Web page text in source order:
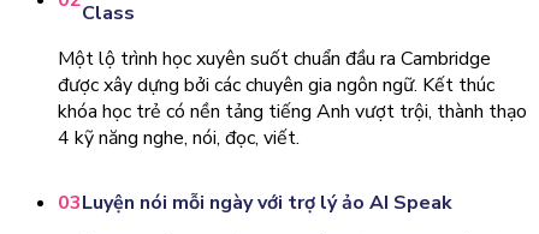
Class
Một lộ trình học xuyên suốt chuẩn đầu ra Cambridge
được xây dựng bởi các chuyên gia ngôn ngữ. Kết thúc
khóa học trẻ có nền tảng tiếng Anh vượt trội, thành thạo
4 kỹ năng nghe, nói, đọc, viết.
03Luyện nói mỗi ngày với trợ lý ảo AI Speak